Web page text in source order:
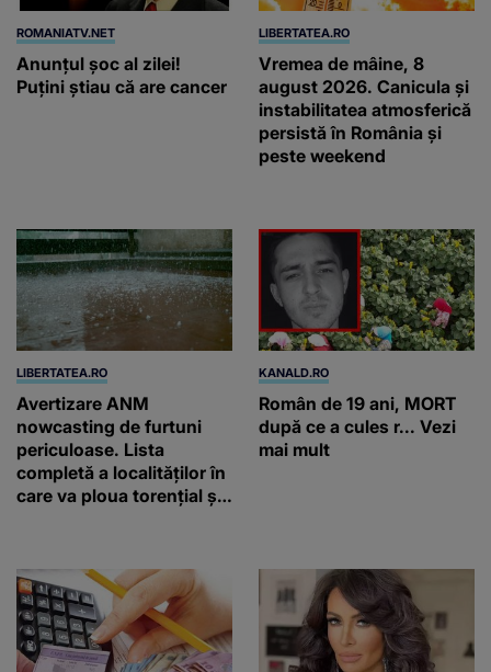
ROMANIATV.NET
Anunţul şoc al zilei!
Puţini ştiau că are cancer
LIBERTATEA.RO
Vremea de mâine, 8
august 2026. Canicula și
instabilitatea atmosferică
persistă în România și
peste weekend
LIBERTATEA.RO
Avertizare ANM
nowcasting de furtuni
periculoase. Lista
completă a localităților în
care va ploua torențial și
KANALD.RO
Român de 19 ani, MORT
după ce a cules r... Vezi
mai mult